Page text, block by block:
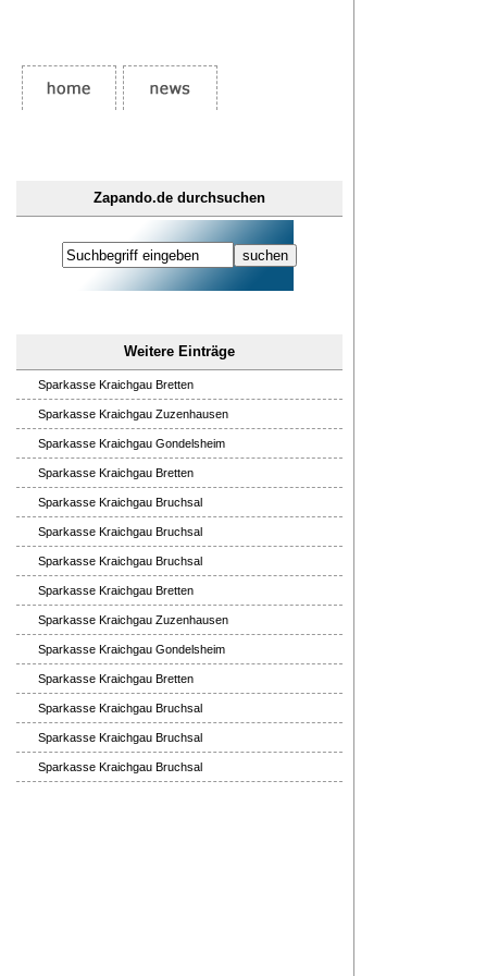
Zapando.de durchsuchen
Weitere Einträge
Sparkasse Kraichgau Bretten
Sparkasse Kraichgau Zuzenhausen
Sparkasse Kraichgau Gondelsheim
Sparkasse Kraichgau Bretten
Sparkasse Kraichgau Bruchsal
Sparkasse Kraichgau Bruchsal
Sparkasse Kraichgau Bruchsal
Sparkasse Kraichgau Bretten
Sparkasse Kraichgau Zuzenhausen
Sparkasse Kraichgau Gondelsheim
Sparkasse Kraichgau Bretten
Sparkasse Kraichgau Bruchsal
Sparkasse Kraichgau Bruchsal
Sparkasse Kraichgau Bruchsal